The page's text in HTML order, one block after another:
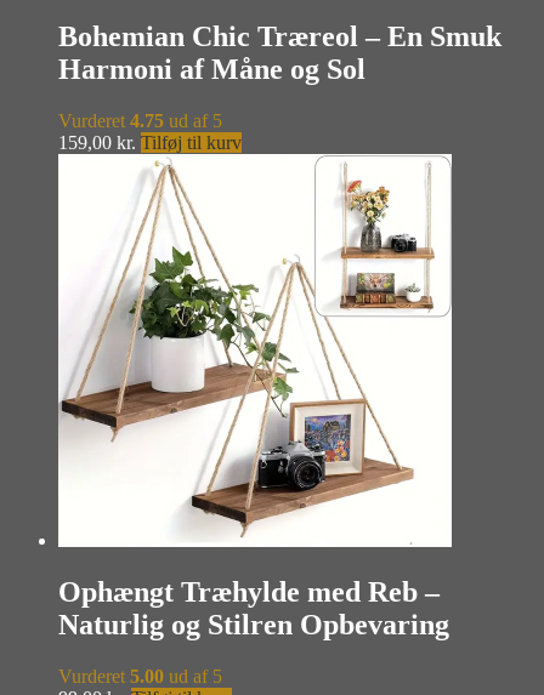
Bohemian Chic Træreol – En Smuk
Harmoni af Måne og Sol
Vurderet 4.75 ud af 5
159,00 kr. Tilføj til kurv
Ophængt Træhylde med Reb –
Naturlig og Stilren Opbevaring
Vurderet 5.00 ud af 5